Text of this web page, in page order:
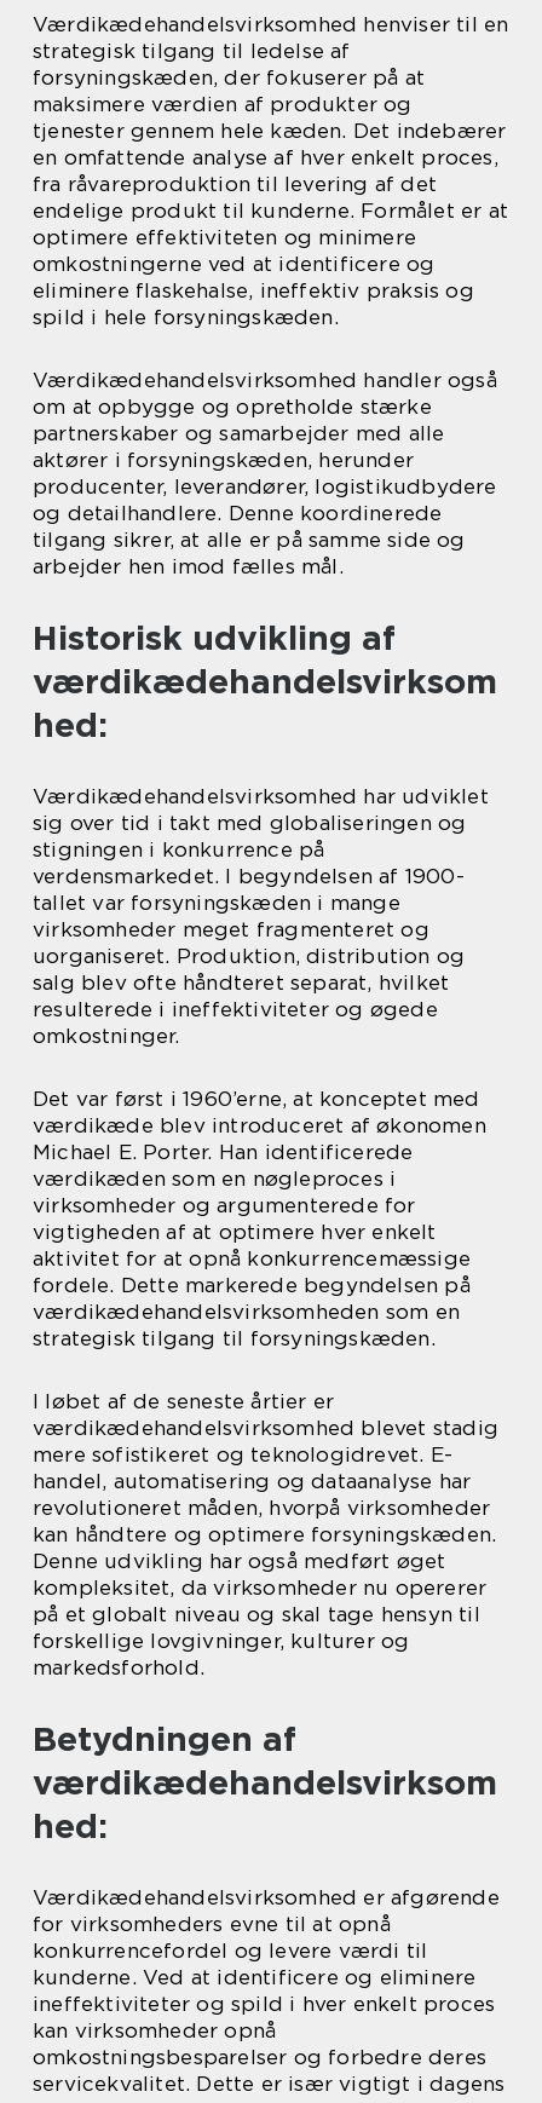
Værdikædehandelsvirksomhed henviser til en
strategisk tilgang til ledelse af
forsyningskæden, der fokuserer på at
maksimere værdien af produkter og
tjenester gennem hele kæden. Det indebærer
en omfattende analyse af hver enkelt proces,
fra råvareproduktion til levering af det
endelige produkt til kunderne. Formålet er at
optimere effektiviteten og minimere
omkostningerne ved at identificere og
eliminere flaskehalse, ineffektiv praksis og
spild i hele forsyningskæden.
Værdikædehandelsvirksomhed handler også
om at opbygge og opretholde stærke
partnerskaber og samarbejder med alle
aktører i forsyningskæden, herunder
producenter, leverandører, logistikudbydere
og detailhandlere. Denne koordinerede
tilgang sikrer, at alle er på samme side og
arbejder hen imod fælles mål.
Historisk udvikling af
værdikædehandelsvirksom
hed:
Værdikædehandelsvirksomhed har udviklet
sig over tid i takt med globaliseringen og
stigningen i konkurrence på
verdensmarkedet. I begyndelsen af 1900-
tallet var forsyningskæden i mange
virksomheder meget fragmenteret og
uorganiseret. Produktion, distribution og
salg blev ofte håndteret separat, hvilket
resulterede i ineffektiviteter og øgede
omkostninger.
Det var først i 1960’erne, at konceptet med
værdikæde blev introduceret af økonomen
Michael E. Porter. Han identificerede
værdikæden som en nøgleproces i
virksomheder og argumenterede for
vigtigheden af at optimere hver enkelt
aktivitet for at opnå konkurrencemæssige
fordele. Dette markerede begyndelsen på
værdikædehandelsvirksomheden som en
strategisk tilgang til forsyningskæden.
I løbet af de seneste årtier er
værdikædehandelsvirksomhed blevet stadig
mere sofistikeret og teknologidrevet. E-
handel, automatisering og dataanalyse har
revolutioneret måden, hvorpå virksomheder
kan håndtere og optimere forsyningskæden.
Denne udvikling har også medført øget
kompleksitet, da virksomheder nu opererer
på et globalt niveau og skal tage hensyn til
forskellige lovgivninger, kulturer og
markedsforhold.
Betydningen af
værdikædehandelsvirksom
hed:
Værdikædehandelsvirksomhed er afgørende
for virksomheders evne til at opnå
konkurrencefordel og levere værdi til
kunderne. Ved at identificere og eliminere
ineffektiviteter og spild i hver enkelt proces
kan virksomheder opnå
omkostningsbesparelser og forbedre deres
servicekvalitet. Dette er især vigtigt i dagens